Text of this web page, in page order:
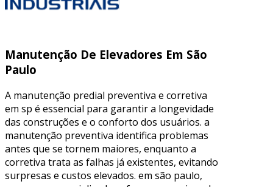
Manutenção De Elevadores Em São
Paulo
A manutenção predial preventiva e corretiva
em sp é essencial para garantir a longevidade
das construções e o conforto dos usuários. a
manutenção preventiva identifica problemas
antes que se tornem maiores, enquanto a
corretiva trata as falhas já existentes, evitando
surpresas e custos elevados. em são paulo,